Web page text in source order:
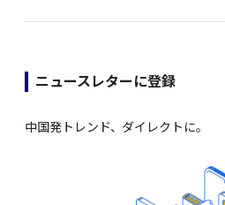
ニュースレターに登録
中国発トレンド、ダイレクトに。